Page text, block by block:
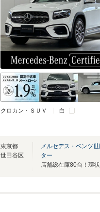
クロカン・ＳＵＶ 白
東京都
世田谷区
メルセデス・ベンツ
ター